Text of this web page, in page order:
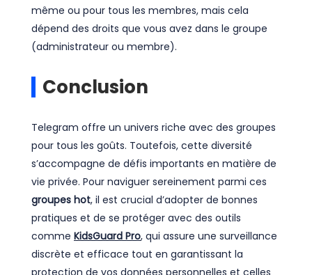
même ou pour tous les membres, mais cela
dépend des droits que vous avez dans le groupe
(administrateur ou membre).
Conclusion
Telegram offre un univers riche avec des groupes
pour tous les goûts. Toutefois, cette diversité
s’accompagne de défis importants en matière de
vie privée. Pour naviguer sereinement parmi ces
groupes hot, il est crucial d’adopter de bonnes
pratiques et de se protéger avec des outils
comme KidsGuard Pro, qui assure une surveillance
discrète et efficace tout en garantissant la
protection de vos données personnelles et celles